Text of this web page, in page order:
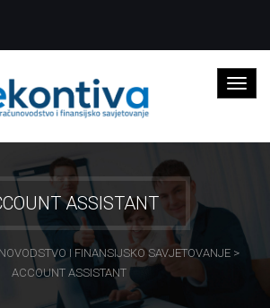
ASSISTANT
I FINANSIJSKO SAVJETOVANJE >
ACCOUNT ASSISTANT